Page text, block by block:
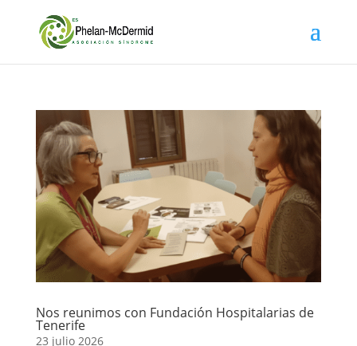
Nos reunimos con Fundación Hospitalarias de
Tenerife
23 julio 2026